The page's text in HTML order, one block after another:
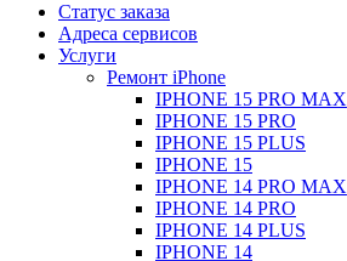
Статус заказа
Адреса сервисов
Услуги
Ремонт iPhone
IPHONE 15 PRO MAX
IPHONE 15 PRO
IPHONE 15 PLUS
IPHONE 15
IPHONE 14 PRO MAX
IPHONE 14 PRO
IPHONE 14 PLUS
IPHONE 14